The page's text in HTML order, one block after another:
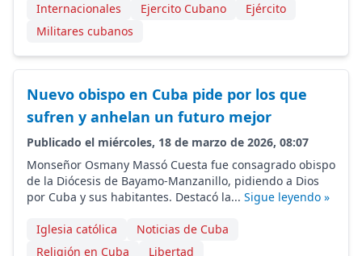
Internacionales Ejercito Cubano
Ejército
Militares cubanos
Nuevo obispo en Cuba pide por los que
sufren y anhelan un futuro mejor
Publicado el miércoles, 18 de marzo de 2026, 08:07
Monseñor Osmany Massó Cuesta fue consagrado obispo
de la Diócesis de Bayamo-Manzanillo, pidiendo a Dios
por Cuba y sus habitantes. Destacó la... Sigue leyendo »
Iglesia católica
Noticias de Cuba
Religión en Cuba
Libertad